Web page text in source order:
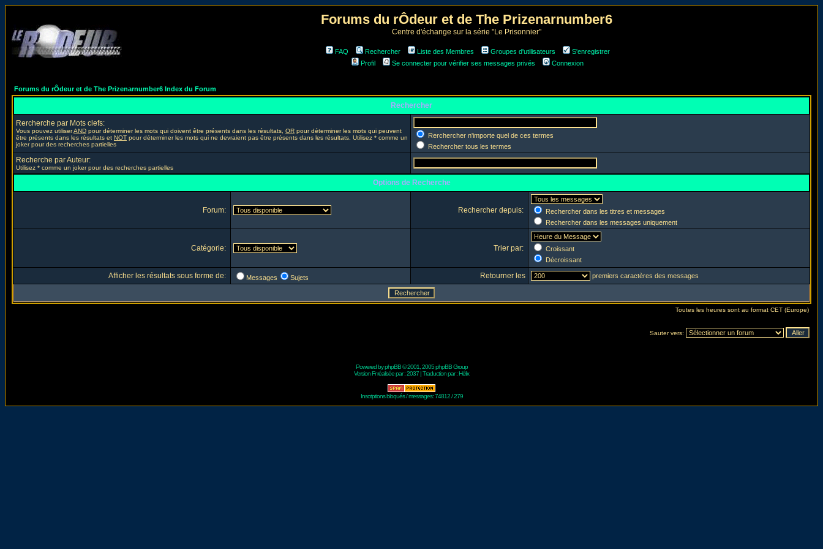
Forums du rÔdeur et de The Prizenarnumber6
Centre d'échange sur la série "Le Prisonnier"
FAQ Rechercher Liste des Membres Groupes d'utilisateurs
S'enregistrer
Profil
Se connecter pour vérifier ses messages privés Connexion
Forums du rÔdeur et de The Prizenarnumber6 Index du Forum
Rechercher
Rercherche par Mots clefs:
Vous pouvez utiliserAND pour déterminer les mots qui doivent être présents dans les résultats, OR pour déterminer les mots qui peuvent
être présents dans les résultats et NOT pour déterminer les mots qui ne devraient pas être présents dans les résultats. Utilisez * comme un
joker pour des recherches partielles
Rerchercher n'importe quel de ces termes
Rechercher tous les termes
Recherche par Auteur:
Utilisez * comme un joker pour des recherches partielles
Options de Recherche
Forum: Rechercher depuis:
Rechercher dans les titres et messages
Rechercher dans les messages uniquement
Catégorie: Trier par:
Croissant
Décroissant
Afficher les résultats sous forme de: Messages Sujets Retourner les premiers caractères des messages
Toutes les heures sont au format CET (Europe)
Sauter vers:
Powered byphpBB© 2001, 2005 phpBB Group
Version Fr réalisée par :2037 | Traduction par :Hélix
Inscriptions bloqués / messages: 74812 / 279